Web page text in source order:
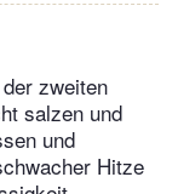
zweiten
salzen und
und
Hitze